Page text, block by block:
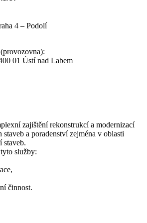
4 – Podolí
(provozovna):
01 Ústí nad Labem
zajištění rekonstrukcí a modernizací
a poradenství zejména v oblasti
staveb.
služby:
činnost.